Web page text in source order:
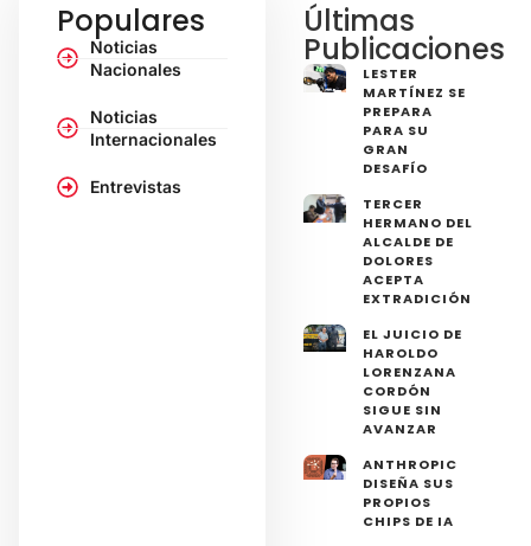
Populares
Noticias
Nacionales
Noticias
Internacionales
Entrevistas
Últimas
Publicaciones
LESTER
MARTÍNEZ SE
PREPARA
PARA SU
GRAN
DESAFÍO
TERCER
HERMANO DEL
ALCALDE DE
DOLORES
ACEPTA
EXTRADICIÓN
EL JUICIO DE
HAROLDO
LORENZANA
CORDÓN
SIGUE SIN
AVANZAR
ANTHROPIC
DISEÑA SUS
PROPIOS
CHIPS DE IA